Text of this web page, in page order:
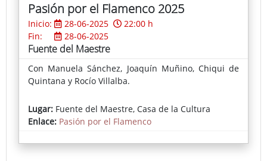
Pasión por el Flamenco 2025
Inicio: 28-06-2025
22:00 h
Fin:
28-06-2025
Fuente del Maestre
Con Manuela Sánchez, Joaquín Muñino, Chiqui de
Quintana y Rocío Villalba.
Lugar: Fuente del Maestre, Casa de la Cultura
Enlace: Pasión por el Flamenco